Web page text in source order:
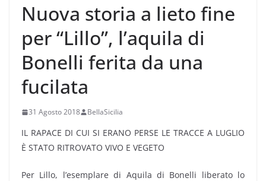
Nuova storia a lieto fine
per “Lillo”, l’aquila di
Bonelli ferita da una
fucilata
31 Agosto 2018 BellaSicilia
IL RAPACE DI CUI SI ERANO PERSE LE TRACCE A LUGLIO
È STATO RITROVATO VIVO E VEGETO
Per Lillo, l’esemplare di Aquila di Bonelli liberato lo